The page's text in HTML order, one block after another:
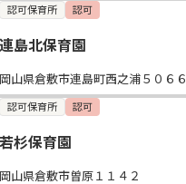
認可保育所 認可
連島北保育園
岡山県倉敷市連島町西之浦５０６６
認可保育所 認可
若杉保育園
岡山県倉敷市曽原１１４２